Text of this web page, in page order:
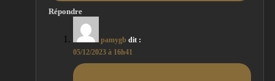
Répondre
pamygb dit :
05/12/2023 à 16h41